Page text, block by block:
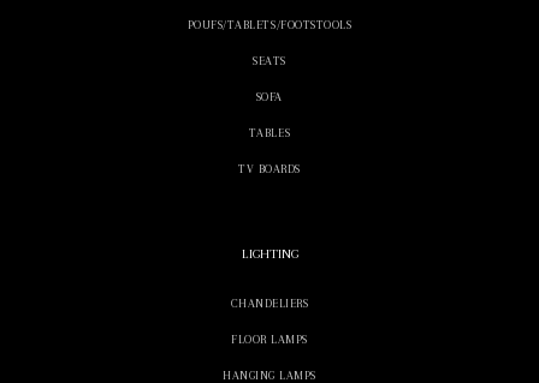
POUFS/TABLETS/FOOTSTOOLS
SEATS
SOFA
TABLES
TV BOARDS
LIGHTING
CHANDELIERS
FLOOR LAMPS
HANGING LAMPS